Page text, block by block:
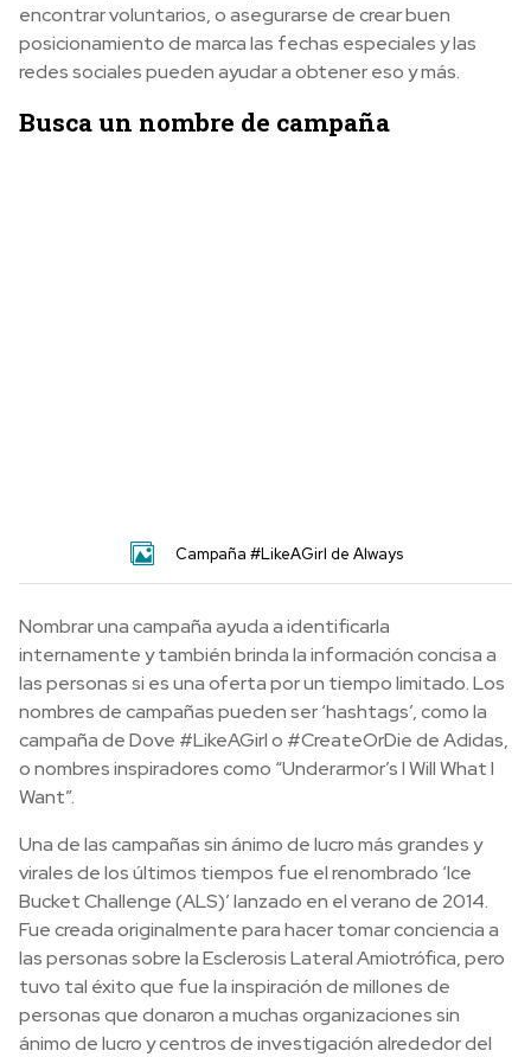
encontrar voluntarios, o asegurarse de crear buen
posicionamiento de marca las fechas especiales y las
redes sociales pueden ayudar a obtener eso y más.
Busca un nombre de campaña
Campaña #LikeAGirl de Always
Nombrar una campaña ayuda a identificarla
internamente y también brinda la información concisa a
las personas si es una oferta por un tiempo limitado. Los
nombres de campañas pueden ser ‘hashtags’, como la
campaña de Dove #LikeAGirl o #CreateOrDie de Adidas,
o nombres inspiradores como “Underarmor’s I Will What I
Want”.
Una de las campañas sin ánimo de lucro más grandes y
virales de los últimos tiempos fue el renombrado ‘Ice
Bucket Challenge (ALS)’ lanzado en el verano de 2014.
Fue creada originalmente para hacer tomar conciencia a
las personas sobre la Esclerosis Lateral Amiotrófica, pero
tuvo tal éxito que fue la inspiración de millones de
personas que donaron a muchas organizaciones sin
ánimo de lucro y centros de investigación alrededor del